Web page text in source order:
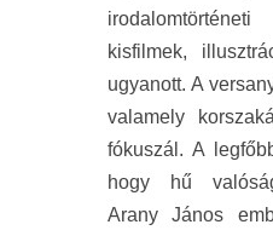
kisfilmek,
ugyanott. A
valamely
fókuszál. A
hogy hű
Arany János